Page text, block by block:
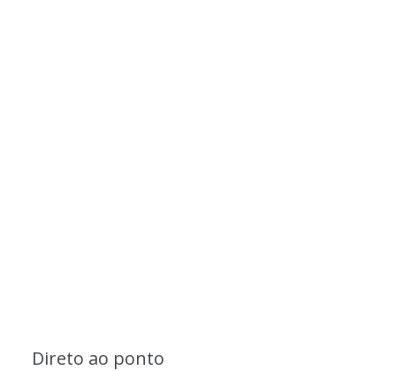
Direto ao ponto